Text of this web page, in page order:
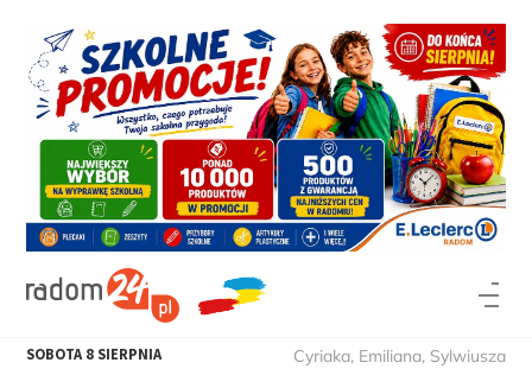
SOBOTA 8 SIERPNIA Cyriaka, Emiliana, Sylwiusza